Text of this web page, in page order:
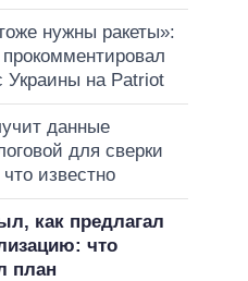
нужны ракеты»:
Украины на Patriot
данные
для сверки
что известно
как предлагал
что
план